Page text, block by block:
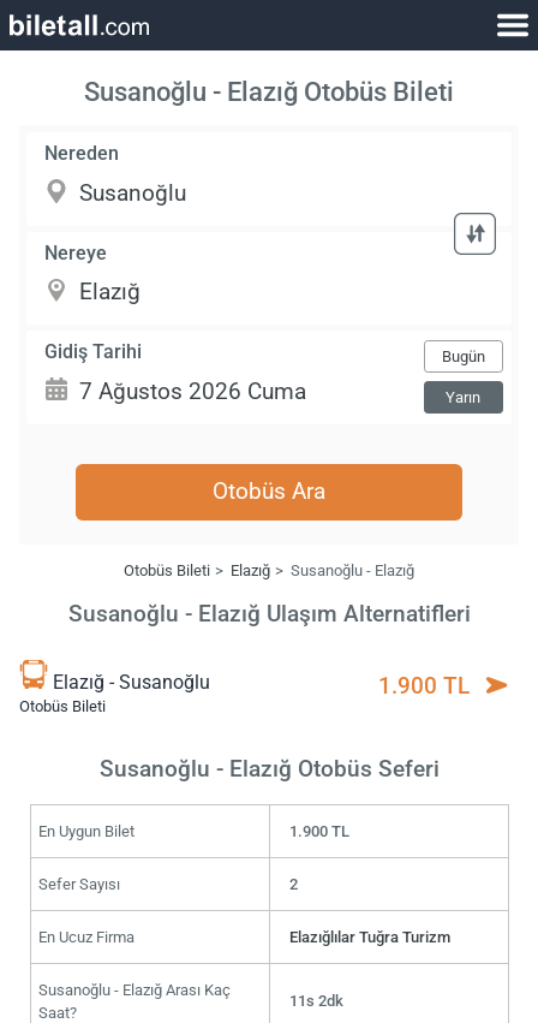
Susanoğlu - Elazığ Otobüs Bileti
Nereden
Nereye
Gidiş Tarihi Bugün
Yarın
Otobüs Ara
Otobüs Bileti Elazığ Susanoğlu - Elazığ
Susanoğlu - Elazığ Ulaşım Alternatifleri
Elazığ - Susanoğlu
Otobüs Bileti
1.900 TL
Susanoğlu - Elazığ Otobüs Seferi
En Uygun Bilet 1.900 TL
Sefer Sayısı 2
En Ucuz Firma Elazığlılar Tuğra Turizm
Susanoğlu - Elazığ Arası Kaç
Saat?
11s 2dk